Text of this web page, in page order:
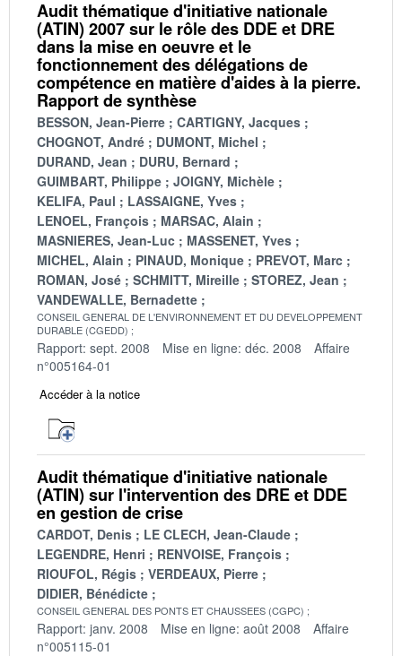
Audit thématique d'initiative nationale
(ATIN) 2007 sur le rôle des DDE et DRE
dans la mise en oeuvre et le
fonctionnement des délégations de
compétence en matière d'aides à la pierre.
Rapport de synthèse
BESSON, Jean-Pierre
CARTIGNY, Jacques
CHOGNOT, André
DUMONT, Michel
DURAND, Jean
DURU, Bernard
GUIMBART, Philippe
JOIGNY, Michèle
KELIFA, Paul
LASSAIGNE, Yves
LENOEL, François
MARSAC, Alain
MASNIERES, Jean-Luc
MASSENET, Yves
MICHEL, Alain
PINAUD, Monique
PREVOT, Marc
ROMAN, José
SCHMITT, Mireille
STOREZ, Jean
VANDEWALLE, Bernadette
CONSEIL GENERAL DE L'ENVIRONNEMENT ET DU DEVELOPPEMENT
DURABLE (CGEDD)
Rapport: sept. 2008 Mise en ligne: déc. 2008
Affaire
n°005164-01
Accéder à la notice
Audit thématique d'initiative nationale
(ATIN) sur l'intervention des DRE et DDE
en gestion de crise
CARDOT, Denis
LE CLECH, Jean-Claude
LEGENDRE, Henri
RENVOISE, François
RIOUFOL, Régis
VERDEAUX, Pierre
DIDIER, Bénédicte
CONSEIL GENERAL DES PONTS ET CHAUSSEES (CGPC)
Rapport: janv. 2008 Mise en ligne: août 2008
Affaire
n°005115-01